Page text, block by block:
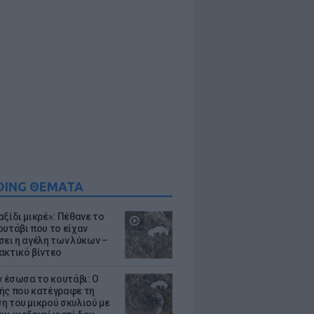
ΘΕΜΑΤΑ
μικρέ»: Πέθανε το
που το είχαν
η αγέλη των λύκων –
βίντεο
έσωσα το κουτάβι: Ο
που κατέγραφε τη
του μικρού σκυλιού με